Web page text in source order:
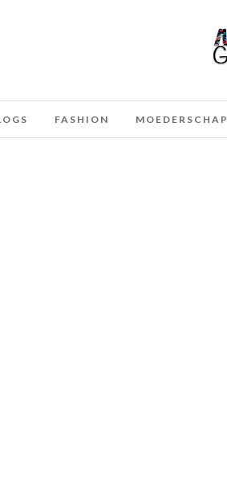
FASHION MOEDERSCHAP